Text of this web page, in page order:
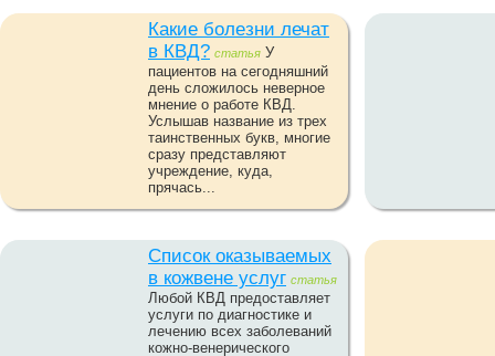
Какие болезни лечат
в КВД? статья У
пациентов на сегодняшний
день сложилось неверное
мнение о работе КВД.
Услышав название из трех
таинственных букв, многие
сразу представляют
учреждение, куда,
прячась...
Список оказываемых
в кожвене услуг статья
Любой КВД предоставляет
услуги по диагностике и
лечению всех заболеваний
кожно-венерического